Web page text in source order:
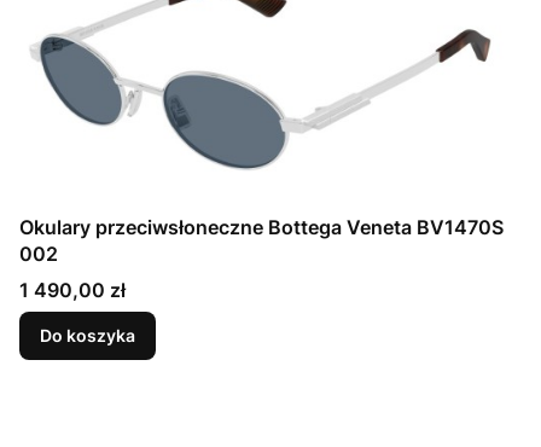
Okulary przeciwsłoneczne Bottega Veneta BV1470S
002
Cena
1 490,00 zł
Do koszyka